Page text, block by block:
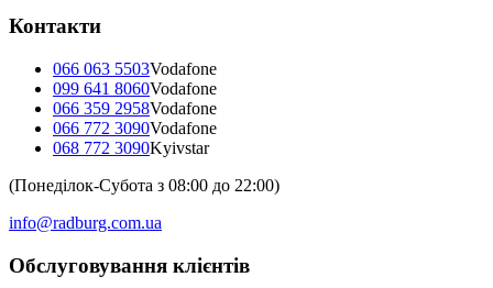
Контакти
066 063 5503Vodafone
099 641 8060Vodafone
066 359 2958Vodafone
066 772 3090Vodafone
068 772 3090Kyivstar
(Понеділок-Субота з 08:00 до 22:00)
info@radburg.com.ua
Обслуговування клієнтів